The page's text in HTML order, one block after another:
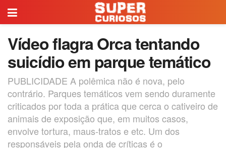
Vídeo flagra Orca tentando
suicídio em parque temático
PUBLICIDADE A polêmica não é nova, pelo
contrário. Parques temáticos vem sendo duramente
criticados por toda a prática que cerca o cativeiro de
animais de exposição que, em muitos casos,
envolve tortura, maus-tratos e etc. Um dos
responsáveis pela onda de críticas é o